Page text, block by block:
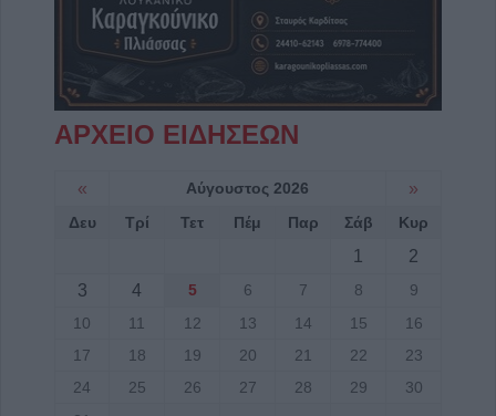
ΑΡΧΕΙΟ ΕΙΔΗΣΕΩΝ
« Αύγουστος 2026 »
Δευ Τρί Τετ Πέμ Παρ Σάβ Κυρ
1
2
3
4 5 6 7 8
9
10
11 12 13 14 15
16
17
18 19 20 21 22
23
24
25 26 27 28 29
30